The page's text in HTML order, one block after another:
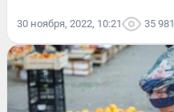
30 ноября, 2022, 10:21 35 981